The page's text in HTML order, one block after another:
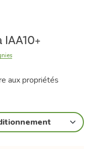
aux propriétés